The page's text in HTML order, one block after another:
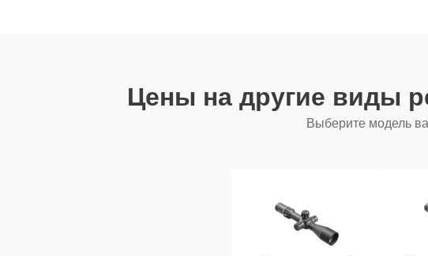
Цены на другие виды
Выберите модель